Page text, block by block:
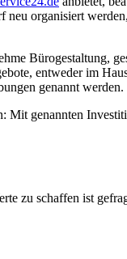
organisiert
Bürogestaltung,
entweder im
genannt werden.
genannten
zu schaffen ist